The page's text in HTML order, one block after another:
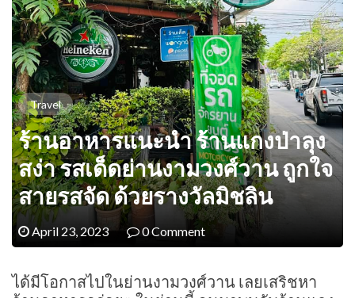
Travel
ร้านอาหารแนะนำ ร้านแกงป่าลุง
สง่า รสเด็ดย่านงามวงศ์วาน ถูกใจ
สายรสจัด ด้วยรางวัลมิชลิน
April 23, 2023 0 Comment
ได้มีโอกาสไปในย่านงามวงศ์วาน เลยเสริชหา